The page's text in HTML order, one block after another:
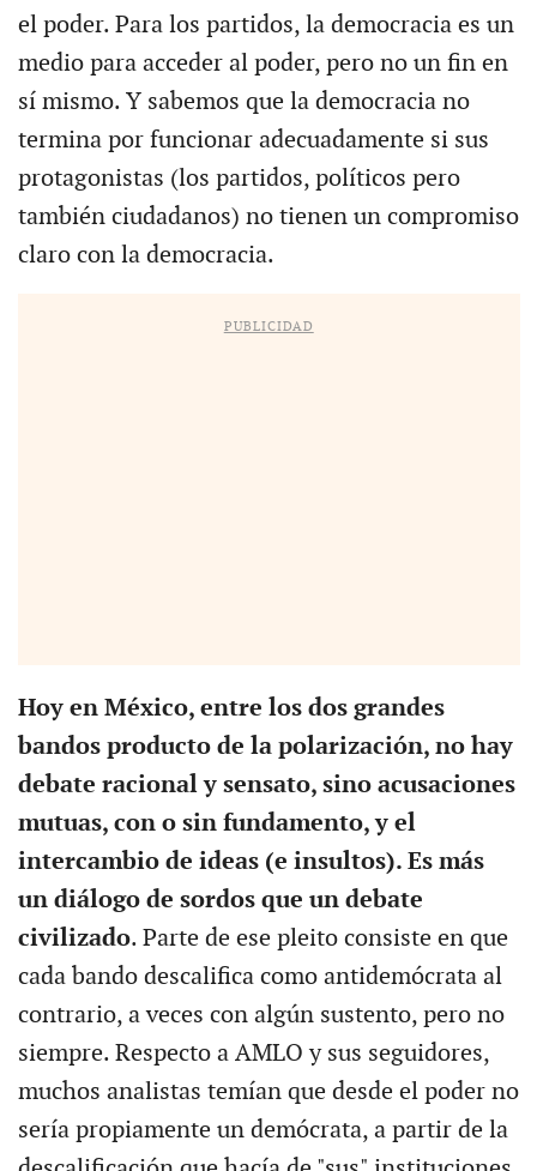
el poder. Para los partidos, la democracia es un
medio para acceder al poder, pero no un fin en
sí mismo. Y sabemos que la democracia no
termina por funcionar adecuadamente si sus
protagonistas (los partidos, políticos pero
también ciudadanos) no tienen un compromiso
claro con la democracia.
PUBLICIDAD
Hoy en México, entre los dos grandes
bandos producto de la polarización, no hay
debate racional y sensato, sino acusaciones
mutuas, con o sin fundamento, y el
intercambio de ideas (e insultos). Es más
un diálogo de sordos que un debate
civilizado. Parte de ese pleito consiste en que
cada bando descalifica como antidemócrata al
contrario, a veces con algún sustento, pero no
siempre. Respecto a AMLO y sus seguidores,
muchos analistas temían que desde el poder no
sería propiamente un demócrata, a partir de la